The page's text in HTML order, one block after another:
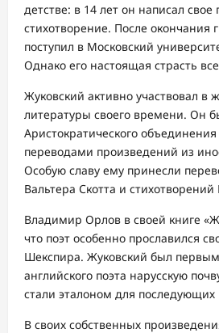
детстве: в 14 лет он написал свое
стихотворение. После окончания
поступил в Московский
Однако его настоящая страсть
Жуковский активно участвовал в
литературы своего времени. Он
Аристократического
переводами произведений из
Особую славу ему принесли
Вальтера Скотта и стихотворений
Владимир Орлов в своей книге
что поэт особенно прославился
Шекспира. Жуковский был
английского поэта нарусскую
стали эталоном для последующих
В своих собственных